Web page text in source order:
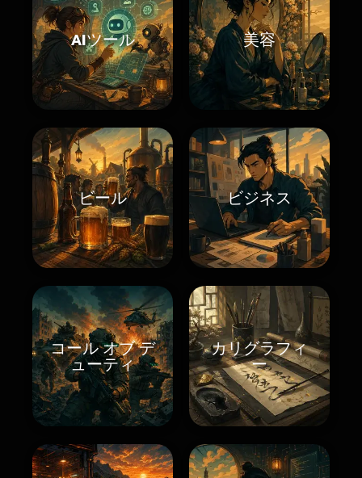
AIツール 美容
ビール ビジネス
コール オブ デ
ューティ
カリグラフィ
ー